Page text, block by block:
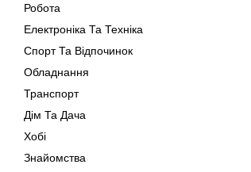
Робота
Електроніка Та Техніка
Спорт Та Відпочинок
Обладнання
Транспорт
Дім Та Дача
Хобі
Знайомства